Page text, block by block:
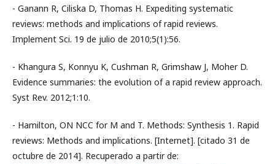
- Ganann R, Ciliska D, Thomas H. Expediting systematic
reviews: methods and implications of rapid reviews.
Implement Sci. 19 de julio de 2010;5(1):56.
- Khangura S, Konnyu K, Cushman R, Grimshaw J, Moher D.
Evidence summaries: the evolution of a rapid review approach.
Syst Rev. 2012;1:10.
- Hamilton, ON NCC for M and T. Methods: Synthesis 1. Rapid
reviews: Methods and implications. [Internet]. [citado 31 de
octubre de 2014]. Recuperado a partir de: